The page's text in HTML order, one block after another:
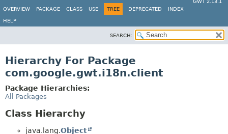
GWT 2.13.1
OVERVIEW
PACKAGE CLASS USE TREE DEPRECATED INDEX
HELP
SEARCH:
Hierarchy For Package
com.google.gwt.i18n.client
Package Hierarchies:
All Packages
Class Hierarchy
java.lang.Object